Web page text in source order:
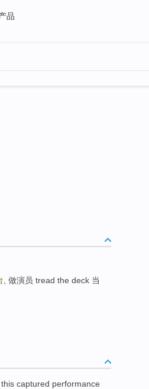
品
, 做演员 tread the deck 当
this captured performance